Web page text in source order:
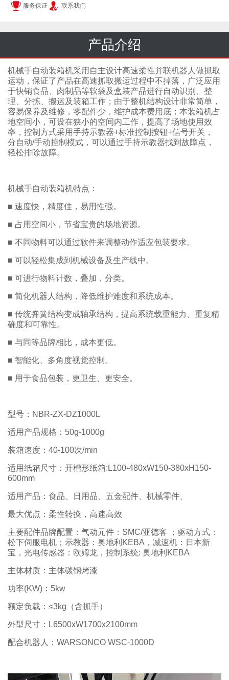
服务保证 联系我们
产品介绍
机械手自动装箱机采用自主设计高速柔性并联机器人做抓取
运动，保证了产品在高速抓取搬运过程中不掉落，广泛应用
于快销食品、肉制品等软袋及盒装产品进行自动识别、整
理、分拣、搬运及装箱工作；由于整机结构设计非常简单，
容易保养及维修，零配件少，维护成本费用底；本装箱机占
地空间小，可设在狭小的空间内工作，提高了场地使用效
率，控制方式采用手持示教器+标准控制按钮+信号开关，
分自动/手动控制模式，可以通过手持示教器找到故障点，
轻松排除故障。
机械手自动装箱机特点：
■ 速度快，精度佳，易用性强。
■ 占用空间小，节省宝贵的场地资源。
■ 不同物料可以通过软件来调整动作适应包装要求。
■ 可以轻松集成到机械设备及生产线中。
■ 可进行物料计数，叠加，分类。
■ 简化机器人结构，降低维护难度和系统成本。
■ 传统弹簧结构变成轴承结构，提高系统载重能力、重复精
确度和可靠性。
■ 与同等品牌相比，成本更低。
■ 智能化、多角度视觉控制。
■ 用于食品包装，更卫生、更安全。
型号：NBR-ZX-DZ1000L
适用产品规格：50g-1000g
装箱速度：40-100次/min
适用纸箱尺寸：开槽形纸箱:L100-480xW150-380xH150-
600mm
适用产品：食品、日用品、五金配件、机械零件、
最大优点：柔性转换，高速高效
主要配件品牌配置：气动元件：SMC/亚德客 ；驱动方式：
松下伺服电机；示教器：奥地利KEBA，减速机：日本新
宝，光电传感器：欧姆龙，控制系统: 奥地利KEBA
主体材质：主体碳钢烤漆
功率(KW)：5kw
额定负载：≤3kg（含抓手）
外型尺寸：L6500xW1700x2100mm
配合机器人：WARSONCO WSC-1000D